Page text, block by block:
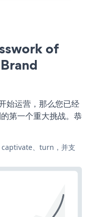
of
始运营，那么您已经
第一个重大挑战。恭
、turn，并支